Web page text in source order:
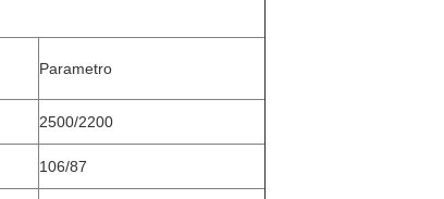
Parametro
2500/2200
106/87